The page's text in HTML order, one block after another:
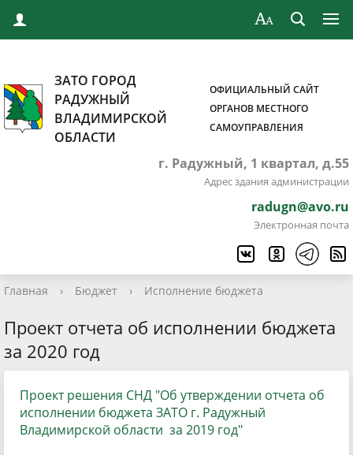
ЗАТО ГОРОД
РАДУЖНЫЙ
ВЛАДИМИРСКОЙ
ОБЛАСТИ
ОФИЦИАЛЬНЫЙ САЙТ
ОРГАНОВ МЕСТНОГО
САМОУПРАВЛЕНИЯ
г. Радужный, 1 квартал, д.55
Адрес здания администрации
radugn@avo.ru
Электронная почта
Главная › Бюджет › Исполнение бюджета
Проект отчета об исполнении бюджета
за 2020 год
Проект решения СНД "Об утверждении отчета об
исполнении бюджета ЗАТО г. Радужный
Владимирской области за 2019 год"